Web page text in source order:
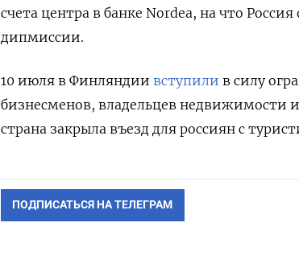
счета центра в банке Nordea, на что
дипмиссии.
10 июля в Финляндии вступили в силу
бизнесменов, владельцев недвижимости и
страна закрыла въезд для россиян с
ПОДПИСАТЬСЯ НА ТЕЛЕГРАМ